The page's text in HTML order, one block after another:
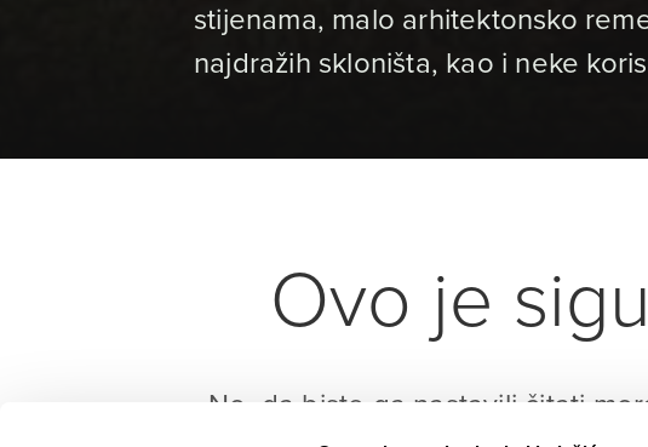
stijenama, malo arhitektonsko
najdražih skloništa, kao i neke
Ovo je
No, da biste ga nastavili čitati